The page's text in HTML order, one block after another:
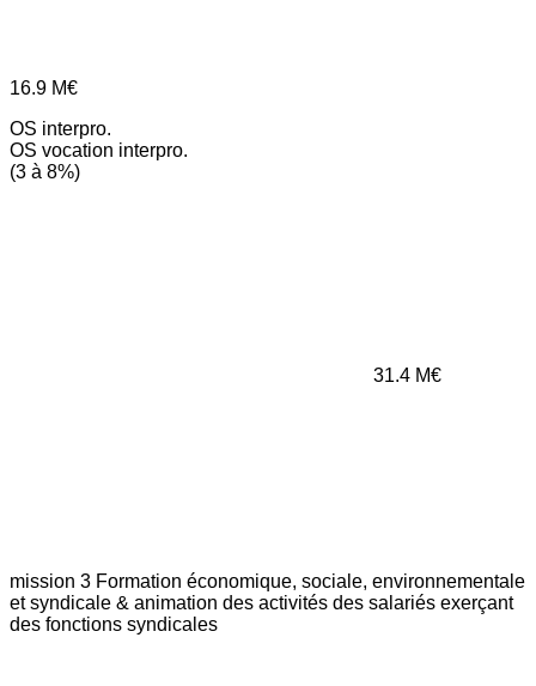
16.9 M€
OS interpro.
OS vocation interpro.
(3 à 8%)
31.4 M€
mission 3 Formation économique, sociale, environnementale
et syndicale & animation des activités des salariés exerçant
des fonctions syndicales